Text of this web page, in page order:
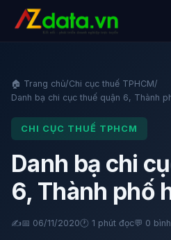
🏠 Trang chủ/Chi cục thuế TPHCM/
Danh bạ chi cục thuế quận 6, Thành
CHI CỤC THUẾ TPHCM
Danh bạ chi
6, Thành phố
✍️📅 06/11/2020🕐 1 phút đọc💬 0